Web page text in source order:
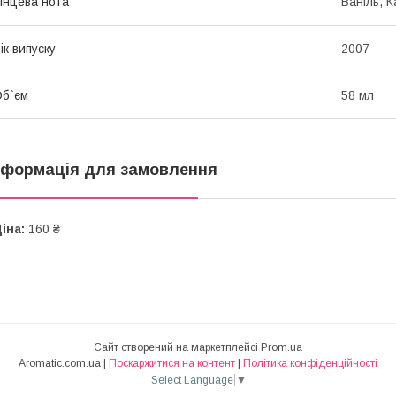
випуску 2007
58 мл
для замовлення
160 ₴
Сайт створений на маркетплейсі Prom.ua
Aromatic.com.ua | Поскаржитися на контент | Політика конфіденційності
Select Language ▼